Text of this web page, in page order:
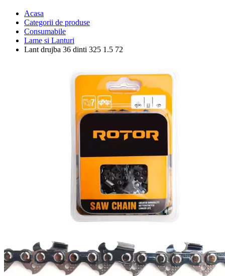
Acasa
Categorii de produse
Consumabile
Lame si Lanturi
Lant drujba 36 dinti 325 1.5 72